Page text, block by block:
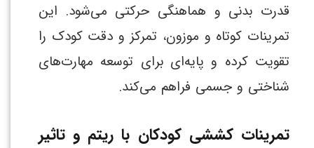
قدرت بدنی و هماهنگی حرکتی می‌شود. این
تمرینات کوتاه و موزون، تمرکز و دقت کودک را
تقویت کرده و پایه‌ای برای توسعه مهارت‌های
شناختی و جسمی فراهم می‌کند.
تمرینات کششی کودکان با ریتم و تاثیر